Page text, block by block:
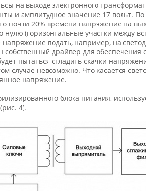
на выходе электронного
и амплитудное значение 17 вольт. По
почти 20% времени напряжение на
(горизонтальные участки между
подать, например, на
собственный драйвер для обеспечения
пытаться сгладить скачки
случае невозможно. Что касается
напряжение.
блока питания,
4).